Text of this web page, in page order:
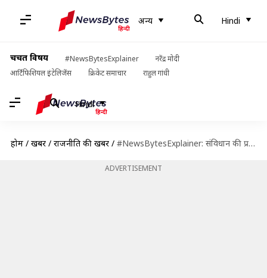
अन्य Hindi
चर्चित विषय #NewsBytesExplainer
नरेंद्र मोदी
आर्टिफिशियल इंटेलिजेंस
क्रिकेट समाचार राहुल गांधी
Hindi
होम / खबरें / राजनीति की खबरें / #NewsBytesExplainer: संविधान की प्रस्तावना से 'धर्मनिरपेक्ष' और 'समाजवाद' शब्द हटाने से जुड़ा विवाद क्या है?
ADVERTISEMENT